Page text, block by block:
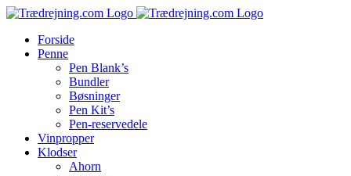
Skip
contentForside
Penne
Pen Blank’s
Bundler
Bøsninger
Pen Kit’s
Pen-reservedele
Vinpropper
Klodser
Ahorn